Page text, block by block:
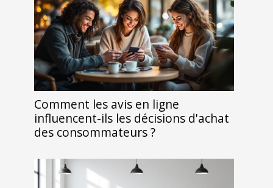
Comment les avis en ligne
influencent-ils les décisions d'achat
des consommateurs ?